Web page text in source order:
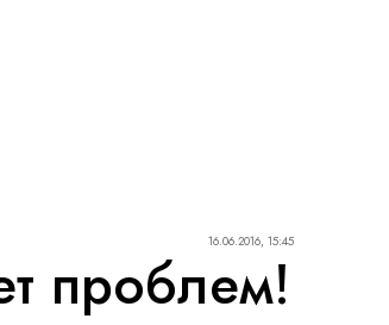
16.06.2016, 15:45
проблем!